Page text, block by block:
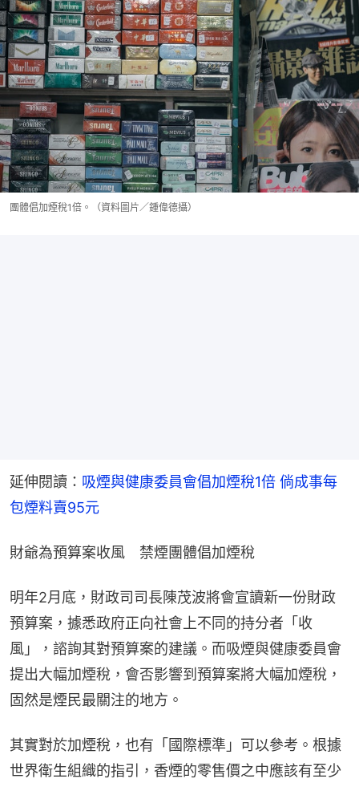
團體倡加煙稅1倍。（資料圖片／鍾偉德攝）
延伸閱讀： 吸煙與健康委員會倡加煙稅1倍 倘成事每
包煙料賣95元
財爺為預算案收風　禁煙團體倡加煙稅
明年2月底，財政司司長陳茂波將會宣讀新一份財政
預算案，據悉政府正向社會上不同的持分者「收
風」，諮詢其對預算案的建議。而吸煙與健康委員會
提出大幅加煙稅，會否影響到預算案將大幅加煙稅，
固然是煙民最關注的地方。
其實對於加煙稅，也有「國際標準」可以參考。根據
世界衛生組織的指引，香煙的零售價之中應該有至少